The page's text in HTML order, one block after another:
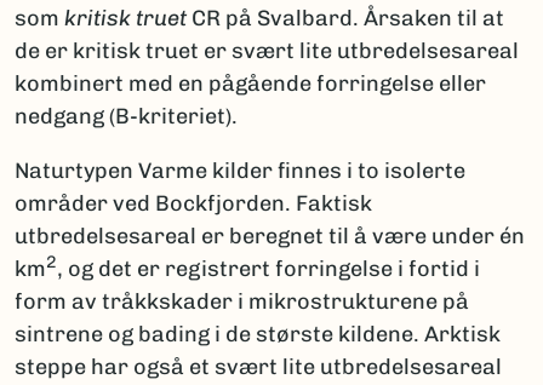
som kritisk truet CR på Svalbard. Årsaken til at
de er kritisk truet er svært lite utbredelsesareal
kombinert med en pågående forringelse eller
nedgang (B-kriteriet).
Naturtypen Varme kilder finnes i to isolerte
områder ved Bockfjorden. Faktisk
utbredelsesareal er beregnet til å være under én
km2, og det er registrert forringelse i fortid i
form av tråkkskader i mikrostrukturene på
sintrene og bading i de største kildene. Arktisk
steppe har også et svært lite utbredelsesareal